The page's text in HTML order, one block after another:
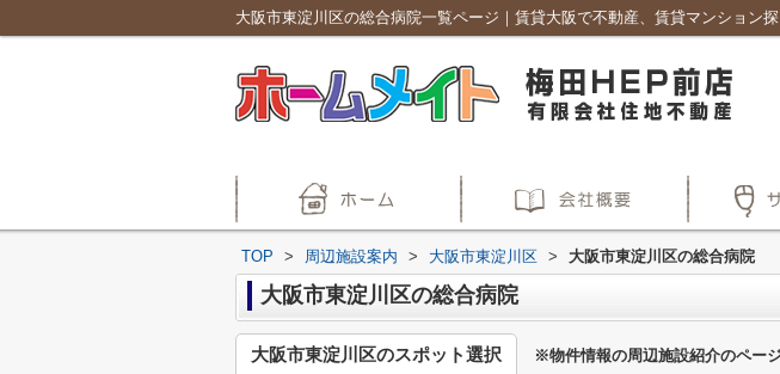
TOP > 周辺施設案内 > 大阪市東淀川区 > 大阪市東淀川区の総合病院
大阪市東淀川区の総合病院
※物件情報の周辺施設紹介のペー
大阪市東淀川区のスポット選択